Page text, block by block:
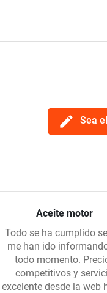
edit Sea
Aceite motor
Todo se ha cumplido
me han ido
todo momento.
competitivos y
excelente desde la web